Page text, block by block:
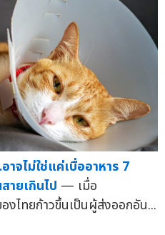
จไม่ใช่แค่เบื่ออาหาร 7
ายเกินไป — เมื่อ
งไทยก้าวขึ้นเป็นผู้ส่งออกอัน...